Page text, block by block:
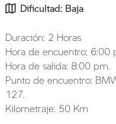
Dificultad: Baja
Duración: 2 Horas
Hora de encuentro: 6:00
Hora de salida: 8:00 pm.
Punto de encuentro:
127.
Kilometraje: 50 Km